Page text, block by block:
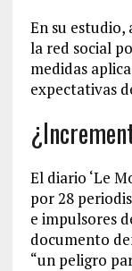
En su estudio,
la red social
medidas
expectativas
El diario ‘Le
por 28
e impulsores
documento
“un peligro